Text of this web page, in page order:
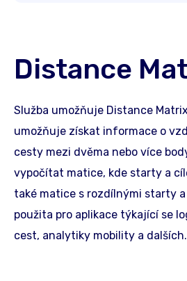
Distance
Služba umožňuje Distance
umožňuje získat informace o
cesty mezi dvěma nebo více
vypočítat matice, kde starty a
také matice s rozdílnými starty a
použita pro aplikace týkající se
cest, analytiky mobility a dalších.